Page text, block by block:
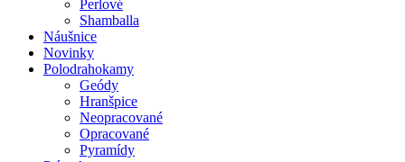
Perlové
Shamballa
Náušnice
Novinky
Polodrahokamy
Geódy
Hranšpice
Neopracované
Opracované
Pyramídy